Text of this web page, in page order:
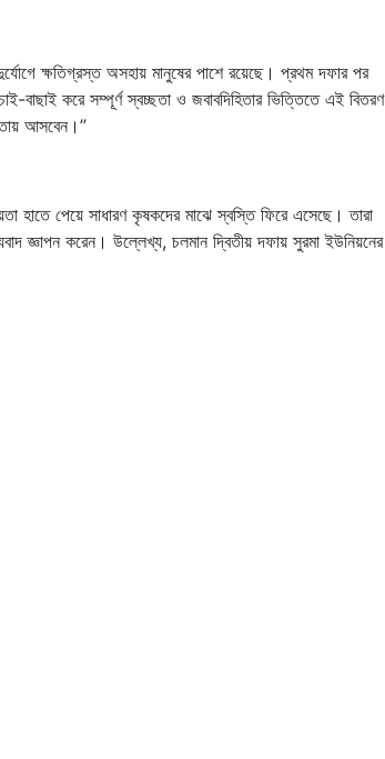
ক্ষতিগ্রস্ত অসহায় মানুষের পাশে রয়েছে। প্রথম দফার পর
বাছাই করে সম্পূর্ণ স্বচ্ছতা ও জবাবদিহিতার ভিত্তিতে এই বিতরণ
আসবেন।”
হাতে পেয়ে সাধারণ কৃষকদের মাঝে স্বস্তি ফিরে এসেছে। তারা
জ্ঞাপন করেন। উল্লেখ্য, চলমান দ্বিতীয় দফায় সুরমা ইউনিয়নের